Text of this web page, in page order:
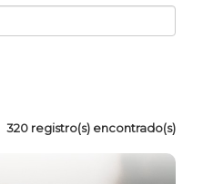
320 registro(s) encontrado(s)